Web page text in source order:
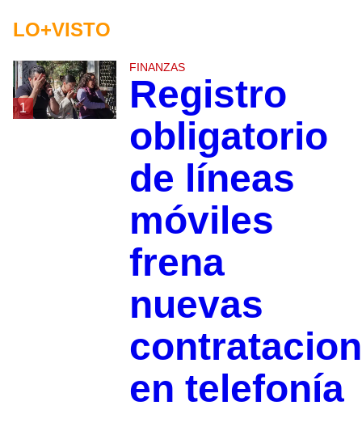
LO+VISTO
1
FINANZAS
Registro
obligatorio
de líneas
móviles
frena
nuevas
en telefonía